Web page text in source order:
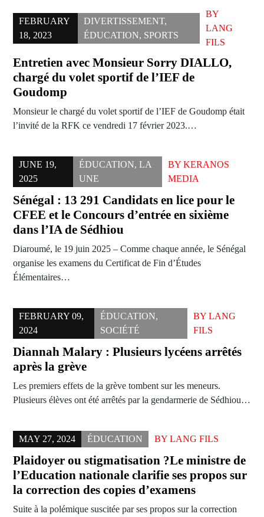
FEBRUARY
18, 2023
DIVERTISSEMENT,
ÉDUCATION, SPORTS
BY
LANG
FILS
Entretien avec Monsieur Sorry DIALLO,
chargé du volet sportif de l’IEF de
Goudomp
Monsieur le chargé du volet sportif de l’IEF de Goudomp était
l’invité de la RFK ce vendredi 17 février 2023.…
JUNE 19,
2025
ÉDUCATION, LA
UNE
BY KERANOS
MEDIA
Sénégal : 13 291 Candidats en lice pour le
CFEE et le Concours d’entrée en sixième
dans l’IA de Sédhiou
Diaroumé, le 19 juin 2025 – Comme chaque année, le Sénégal
organise les examens du Certificat de Fin d’Études
Élémentaires…
FEBRUARY 09,
2024
ÉDUCATION,
SOCIÉTÉ
BY LANG
FILS
Diannah Malary : Plusieurs lycéens arrêtés
après la grève
Les premiers effets de la grève tombent sur les meneurs.
Plusieurs élèves ont été arrêtés par la gendarmerie de Sédhiou…
MAY 27, 2024 ÉDUCATION BY LANG FILS
Plaidoyer ou stigmatisation ?Le ministre de
l’Education nationale clarifie ses propos sur
la correction des copies d’examens
Suite à la polémique suscitée par ses propos sur la correction